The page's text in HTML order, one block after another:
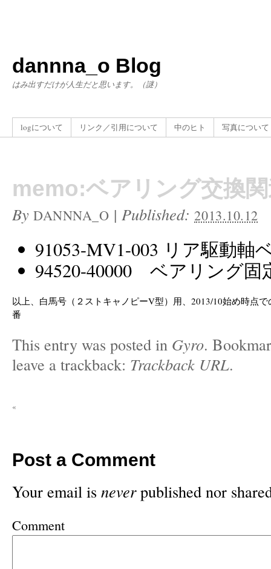
dannna_o Blog
はみ出すだけが人生だと思います。（謎）
logについて リンク／引用について 中のヒト 写真について
memo:ベアリング交換
By DANNNA_O |Published:2013.10.12
91053-MV1-003 リア駆動軸
94520-40000 ベアリング固
以上、白馬号（２ストキャノピーV型）用、2013/10始め時点
番
This entry was posted in Gyro.
leave a trackback: Trackback URL.
«
Post a Comment
Your email is neverpublished nor
Comment